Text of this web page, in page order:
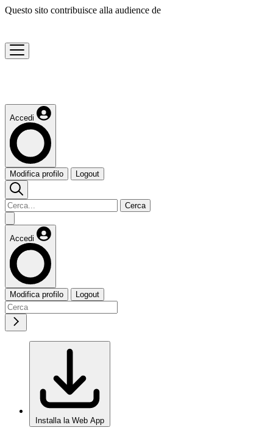
Questo sito contribuisce alla audience de
Accedi
Modifica profilo Logout
Cerca
Accedi
Modifica profilo Logout
Installa la Web App